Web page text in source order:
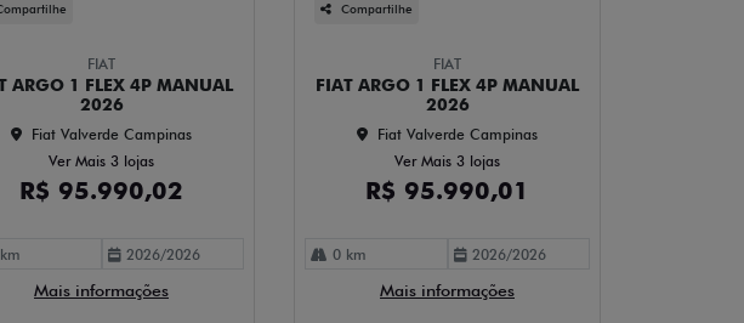
FIAT
ARGO 1 FLEX 4P MANUAL
2026
Fiat Valverde Campinas
Ver Mais 3 lojas
R$ 95.990,02
2026/2026
Mais informações
Compartilhe
FIAT
FIAT ARGO 1 FLEX 4P MANUAL
2026
Fiat Valverde Campinas
Ver Mais 3 lojas
R$ 95.990,01
0 km 2026/2026
Mais informações